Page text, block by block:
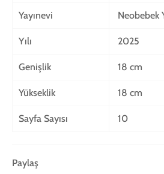
Yayınevi Neobebek
Yılı 2025
Genişlik 18 cm
Yükseklik 18 cm
Sayfa Sayısı 10
Paylaş